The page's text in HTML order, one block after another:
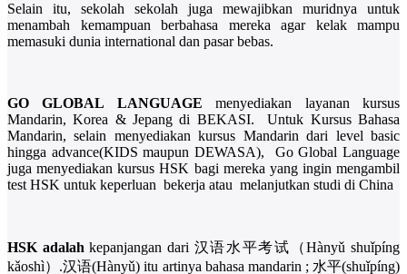
Selain itu, sekolah sekolah juga mewajibkan muridnya untuk
menambah kemampuan berbahasa mereka agar kelak mampu
memasuki dunia international dan pasar bebas.
GO GLOBAL LANGUAGE menyediakan layanan kursus
Mandarin, Korea & Jepang di BEKASI. Untuk Kursus Bahasa
Mandarin, selain menyediakan kursus Mandarin dari level basic
hingga advance(KIDS maupun DEWASA), Go Global Language
juga menyediakan kursus HSK bagi mereka yang ingin mengambil
test HSK untuk keperluan bekerja atau melanjutkan studi di China
HSK adalah kepanjangan dari 汉语水平考试（Hànyǔ shuǐpíng
kǎoshì）.汉语(Hànyǔ) itu artinya bahasa mandarin ; 水平(shuǐpíng)